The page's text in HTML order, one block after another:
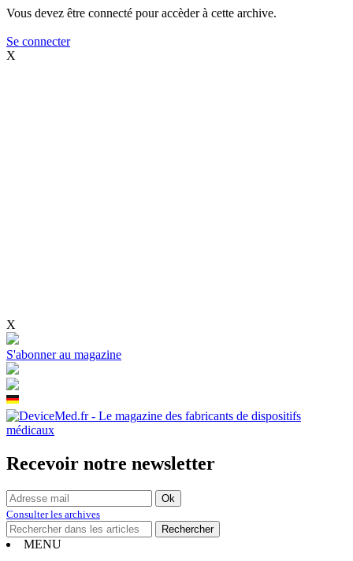
Vous devez être connecté pour accèder à cette archive.
Se connecter
X
X
S'abonner au magazine
Recevoir notre newsletter
Consulter les archives
MENU